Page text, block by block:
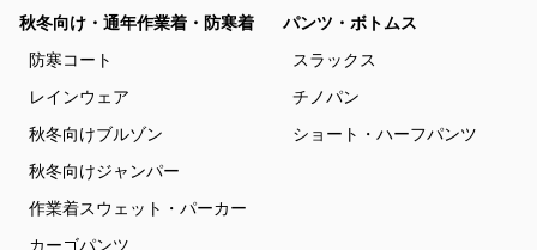
秋冬向け・通年作業着・防寒着
防寒コート
レインウェア
秋冬向けブルゾン
秋冬向けジャンパー
作業着スウェット・パーカー
カーゴパンツ
パンツ・ボトムス
スラックス
チノパン
ショート・ハーフパンツ